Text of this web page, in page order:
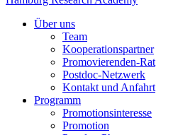
Über uns
Team
Kooperationspartner
Promovierenden-Rat
Postdoc-Netzwerk
Kontakt und Anfahrt
Programm
Promotionsinteresse
Promotion